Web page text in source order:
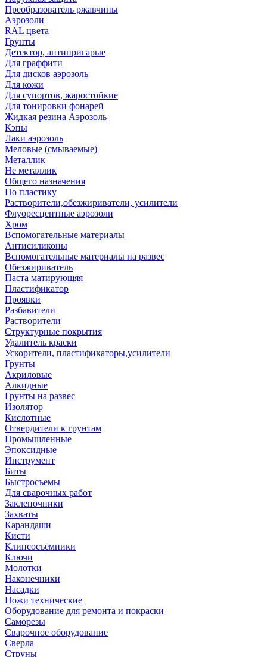
Преобразователь ржавчины
Аэрозоли
RAL цвета
Грунты
Детектор, антипригарые
Для граффити
Для дисков аэрозоль
Для кожи
Для супортов, жаростойкие
Для тонировки фонарей
Жидкая резина Аэрозоль
Кэпы
Лаки аэрозоль
Меловые (смываемые)
Металлик
Не металлик
Общего назначения
По пластику
Растворители,обезжириватели, усилители
Флуоресцентные аэрозоли
Хром
Вспомогательные материалы
Антисиликоны
Вспомогательные материалы на развес
Обезжириватель
Паста матирующяя
Пластификатор
Проявки
Разбавители
Растворители
Структурные покрытия
Удалитель краски
Ускорители, пластификаторы,усилители
Грунты
Акриловые
Алкидные
Грунты на развес
Изолятор
Кислотные
Отвердители к грунтам
Промышленные
Эпоксидные
Инструмент
Биты
Быстросъемы
Для сварочных работ
Заклепочники
Захваты
Карандаши
Кисти
Клипсосъёмники
Ключи
Молотки
Наконечники
Насадки
Ножи технические
Оборудование для ремонта и покраски
Саморезы
Сварочное оборудование
Сверла
Струны